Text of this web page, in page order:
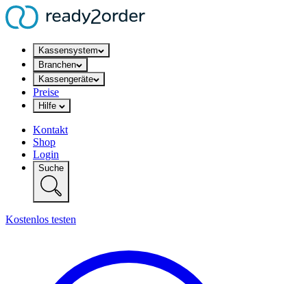
Kassensystem
Branchen
Kassengeräte
Preise
Hilfe
Kontakt
Shop
Login
Suche
Kostenlos testen